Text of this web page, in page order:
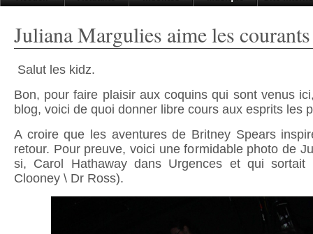
Juliana Margulies aime les
Salut les kidz.
Bon, pour faire plaisir aux coquins qui sont venus
blog, voici de quoi donner libre cours aux esprits les
A croire que les aventures de Britney Spears
retour. Pour preuve, voici une formidable photo de
si, Carol Hathaway dans Urgences et qui sortait
Clooney \ Dr Ross).